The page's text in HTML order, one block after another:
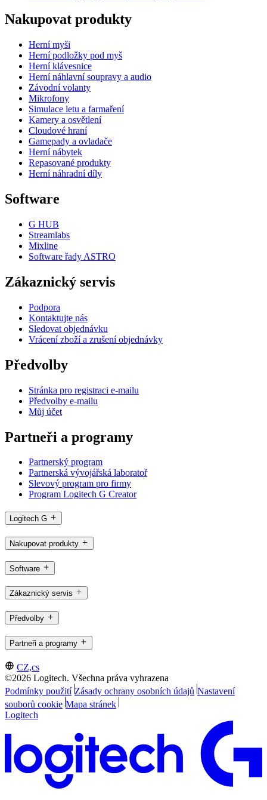
Nakupovat produkty
Herní myši
Herní podložky pod myš
Herní klávesnice
Herní náhlavní soupravy a audio
Závodní volanty
Mikrofony
Simulace letu a farmaření
Kamery a osvětlení
Cloudové hraní
Gamepady a ovladače
Herní nábytek
Repasované produkty
Herní náhradní díly
Software
G HUB
Streamlabs
Mixline
Software řady ASTRO
Zákaznický servis
Podpora
Kontaktujte nás
Sledovat objednávku
Vrácení zboží a zrušení objednávky
Předvolby
Stránka pro registraci e-mailu
Předvolby e-mailu
Můj účet
Partneři a programy
Partnerský program
Partnerská vývojářská laboratoř
Slevový program pro firmy
Program Logitech G Creator
Logitech G
Nakupovat produkty
Software
Zákaznický servis
Předvolby
Partneři a programy
CZ,cs
©2026 Logitech. Všechna práva vyhrazena
Podmínky použití Zásady ochrany osobních údajů Nastavení
souborů cookie Mapa stránek
Logitech